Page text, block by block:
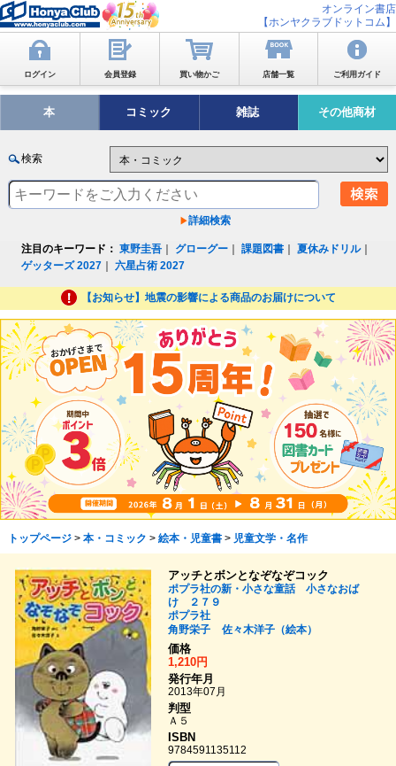
オンライン書店
【ホンヤクラブドットコム】
ログイン 会員登録 買い物かご 店舗一覧 ご利用ガイド
本 コミック 雑誌 その他商材
検索
詳細検索
注目のキーワード： 東野圭吾 グローグー ｜課題図書 ｜夏休みドリル｜
ゲッターズ 2027 ｜六星占術 2027
【お知らせ】地震の影響による商品のお届けについて
トップページ> 本・コミック > 絵本・児童書> 児童文学・名作
アッチとボンとなぞなぞコック
ポプラ社の新・小さな童話 小さなおば
け ２７９
ポプラ社
角野栄子
佐々木洋子（絵本）
価格
1,210円
発行年月
2013年07月
判型
Ａ５
ISBN
9784591135112